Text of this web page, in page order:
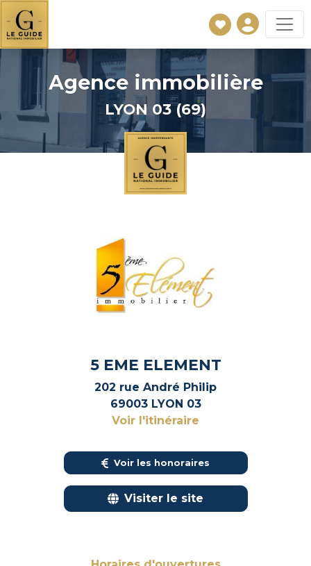
Agence immobilière
LYON 03 (69)
5 EME ELEMENT
202 rue André Philip
69003 LYON 03
Voir l'itinéraire
Voir les honoraires
Visiter le site